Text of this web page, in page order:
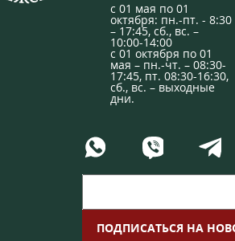
с 01 мая по 01
октября: пн.-пт. - 8:30
– 17:45, сб., вс. –
10:00-14:00
с 01 октября по 01
мая – пн.-чт. – 08:30-
17:45, пт. 08:30-16:30,
сб., вс. – выходные
дни.